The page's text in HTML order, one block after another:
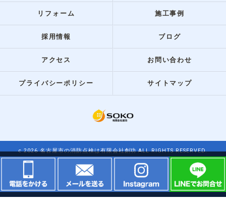
リフォーム 施工事例
採用情報 ブログ
アクセス お問い合わせ
プライバシーポリシー サイトマップ
c 2026 名古屋市の消防点検は有限会社創功 ALL RIGHTS RESERVED.